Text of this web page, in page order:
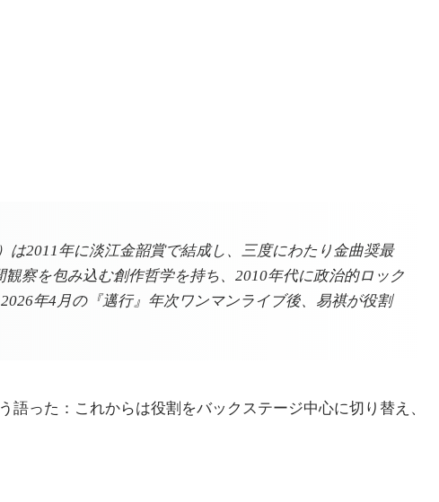
は2011年に淡江金韶賞で結成し、三度にわたり金曲奨最
察を包み込む創作哲学を持ち、2010年代に政治的ロック
年4月の『邁行』年次ワンマンライブ後、易祺が役割
った：これからは役割をバックステージ中心に切り替え、